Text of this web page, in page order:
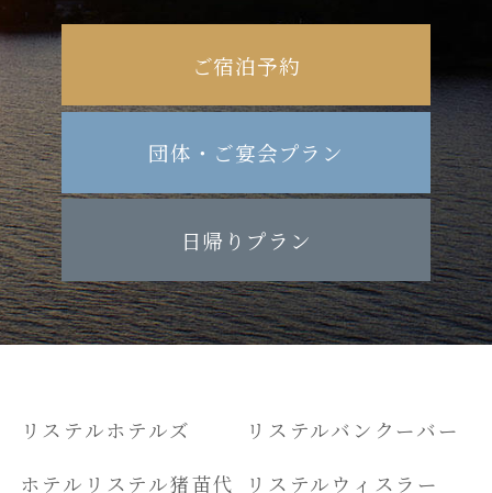
ご宿泊予約
団体・ご宴会プラン
日帰りプラン
リステルホテルズ
ホテルリステル猪苗代
リステルバンクーバー
リステルウィスラー